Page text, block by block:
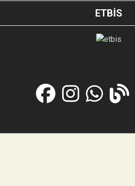
ETBİS